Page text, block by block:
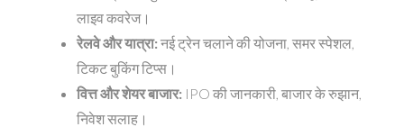
लाइव कवरेज।
रेलवे और यात्रा: नई ट्रेन चलाने की योजना, समर स्पेशल,
टिकट बुकिंग टिप्स।
वित्त और शेयर बाजार: IPO की जानकारी, बाजार के रुझान,
निवेश सलाह।